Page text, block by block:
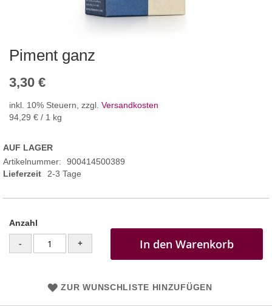
Piment ganz
3,30 €
inkl. 10% Steuern, zzgl. Versandkosten
94,29 € / 1 kg
AUF LAGER
Artikelnummer
900414500389
Lieferzeit
2-3 Tage
Anzahl
- + In den Warenkorb
ZUR WUNSCHLISTE HINZUFÜGEN